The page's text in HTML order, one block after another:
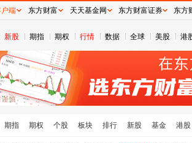
新股 期指 期权 行情 数据 全球 美股 港
期指 期权 个股 板块 排行 新股 基金 港股
端 东方财富 天天基金网 东方财富证券 东方